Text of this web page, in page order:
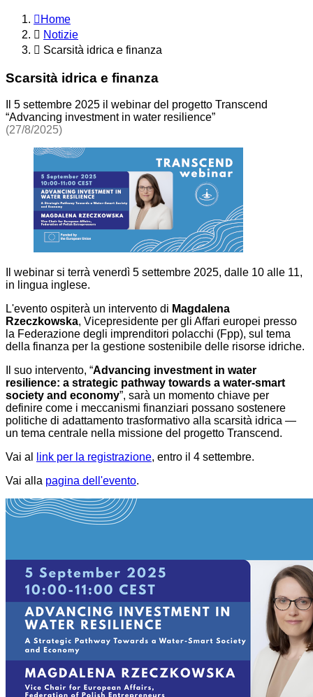
Home
Notizie
Scarsità idrica e finanza
Scarsità idrica e finanza
Il 5 settembre 2025 il webinar del progetto Transcend
“Advancing investment in water resilience”
(27/8/2025)
Il webinar si terrà venerdì 5 settembre 2025, dalle 10 alle 11,
in lingua inglese.
L'evento ospiterà un intervento di Magdalena
Rzeczkowska, Vicepresidente per gli Affari europei presso
la Federazione degli imprenditori polacchi (Fpp), sul tema
della finanza per la gestione sostenibile delle risorse idriche.
Il suo intervento, “Advancing investment in water
resilience: a strategic pathway towards a water-smart
society and economy”, sarà un momento chiave per
definire come i meccanismi finanziari possano sostenere
politiche di adattamento trasformativo alla scarsità idrica —
un tema centrale nella missione del progetto Transcend.
Vai al
link per la registrazione, entro il 4 settembre.
Vai alla pagina dell'evento.